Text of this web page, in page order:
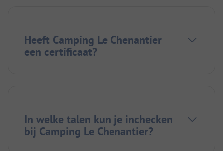
Heeft Camping Le Chenantier
een certificaat?
In welke talen kun je inchecken
bij Camping Le Chenantier?